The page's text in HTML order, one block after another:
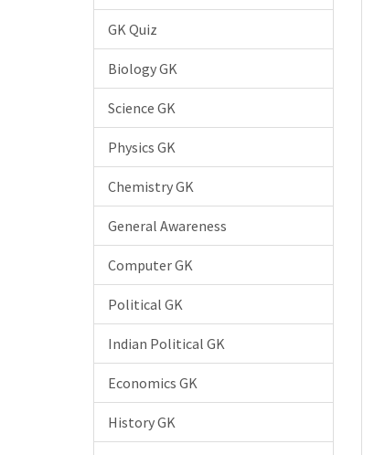
GK Quiz
Biology GK
Science GK
Physics GK
Chemistry GK
General Awareness
Computer GK
Political GK
Indian Political GK
Economics GK
History GK